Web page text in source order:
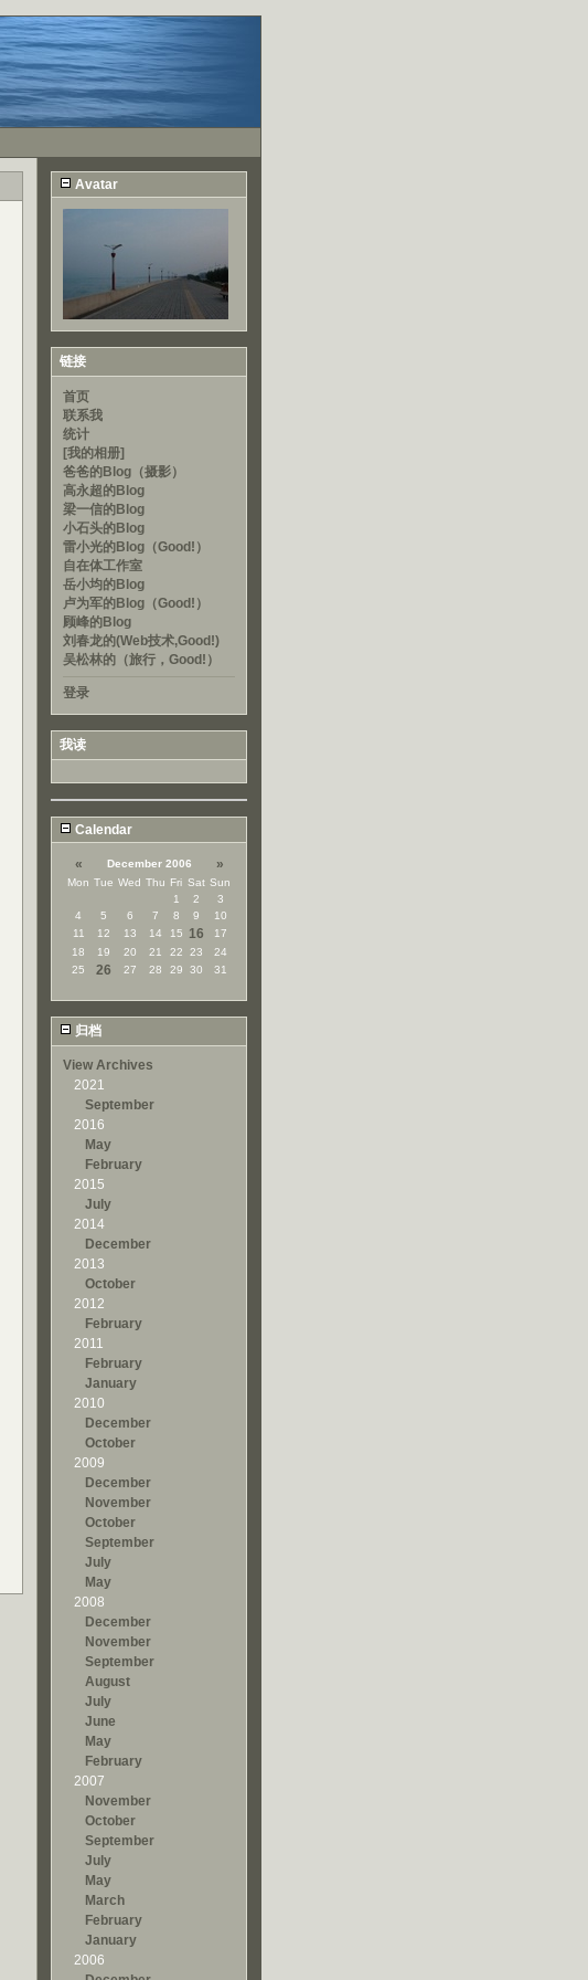
Avatar
链接
首页
联系我
统计
[我的相册]
爸爸的Blog（摄影）
高永超的Blog
梁一信的Blog
小石头的Blog
雷小光的Blog（Good!）
自在体工作室
岳小均的Blog
卢为军的Blog（Good!）
顾峰的Blog
刘春龙的(Web技术,Good!)
吴松林的（旅行，Good!）
登录
我读
Calendar
« December 2006 »
Mon Tue Wed Thu Fri Sat Sun
1
2
3
4
5 6 7 8 9
10
11
12 13 14 15 16
17
18
19 20 21 22 23
24
25
26 27 28 29 30 31
归档
View Archives
2021
September
2016
May
February
2015
July
2014
December
2013
October
2012
February
2011
February
January
2010
December
October
2009
December
November
October
September
July
May
2008
December
November
September
August
July
June
May
February
2007
November
October
September
July
May
March
February
January
2006